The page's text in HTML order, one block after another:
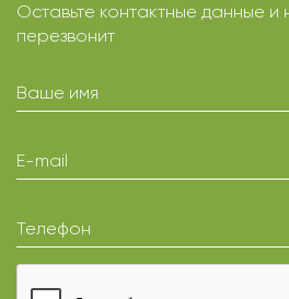
Оставьте контактные данные
перезвонит
Ваше имя
E-mail
Телефон